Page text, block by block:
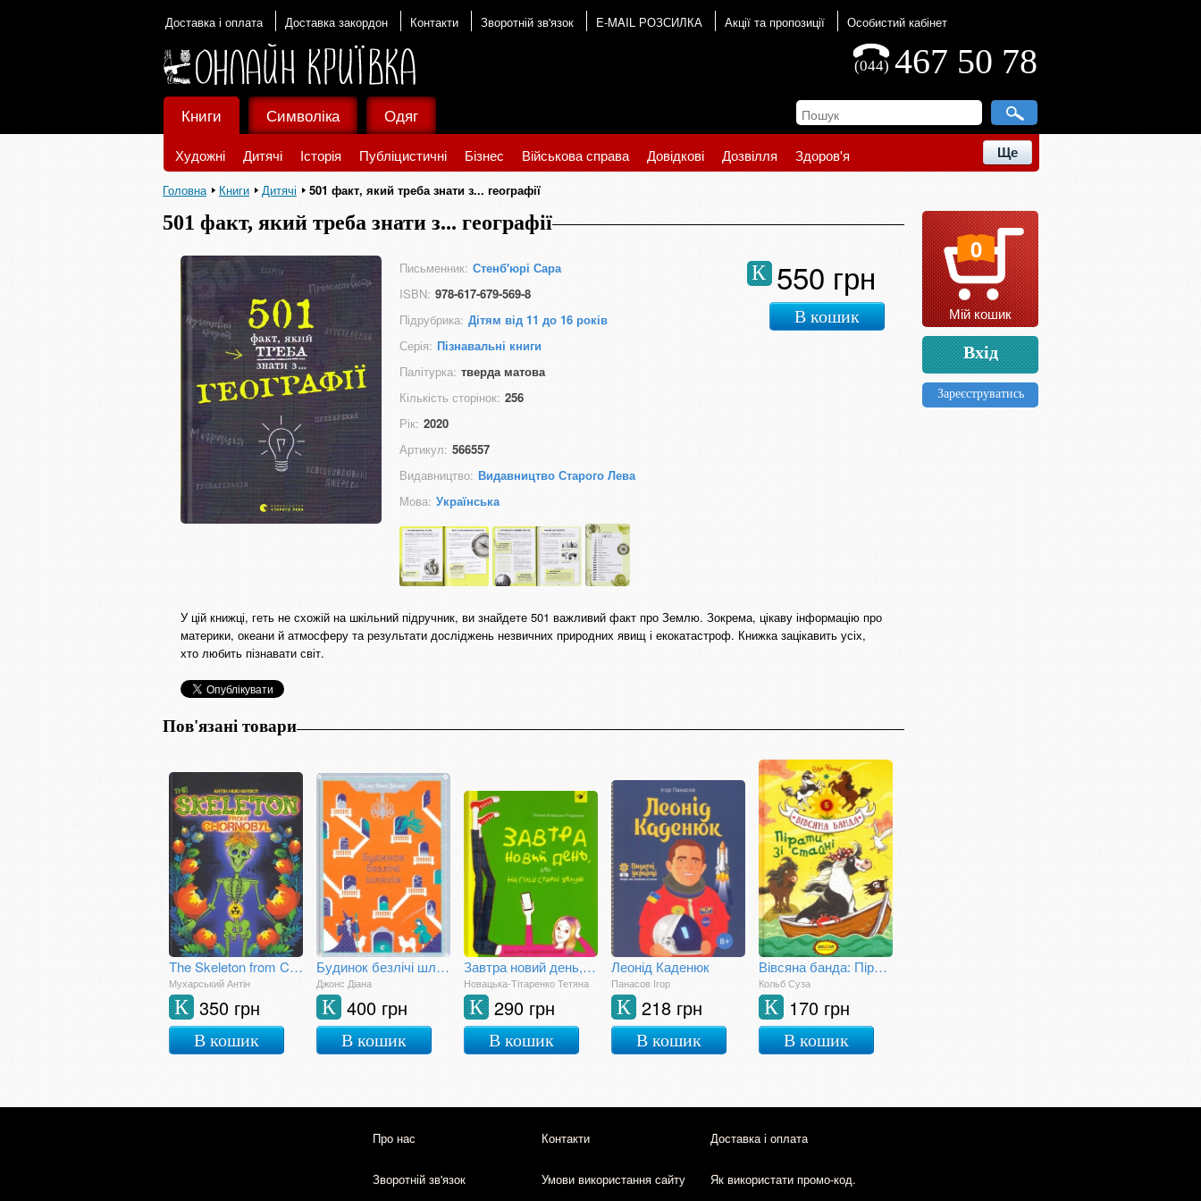
Доставка і оплата Доставка закордон Контакти Зворотній зв'язок E-MAIL РОЗСИЛКА Акції та пропозиції Особистий кабінет
467 50 78
(044)
Книги
Художні Дитячі Історія Публіцистичні Бізнес Військова справа Довідкові Дозвілля Здоров'я Ще
Символіка Одяг
Головна Книги Дитячі 501 факт, який треба знати з... географії
501 факт, який треба знати з... географії
Письменник: Стенб'юрі Сара
ISBN: 978-617-679-569-8
Підрубрика: Дітям від 11 до 16 років
Серія: Пізнавальні книги
Палітурка: тверда матова
Кількість сторінок: 256
Рік: 2020
Артикул: 566557
Видавництво: Видавництво Старого Лева
Мова: Українська
550 грн
К
В кошик
У цій книжці, геть не схожій на шкільний підручник, ви знайдете 501 важливий факт про Землю. Зокрема, цікаву інформацію про
материки, океани й атмосферу та результати досліджень незвичних природних явищ і екокатастроф. Книжка зацікавить усіх,
хто любить пізнавати світ.
Пов'язані товари
The Skeleton from Chornobyl. A mystical tale for grown-up children
Мухарський Антін
350 грн
К
В кошик
Будинок безлічі шляхів
Джонс Діана
400 грн
К
В кошик
Завтра новий день, або На гілці старої яблуні
Новацька-Тітаренко Тетяна
290 грн
К
В кошик
Леонід Каденюк
Панасов Ігор
218 грн
К
В кошик
Вівсяна банда: Пірати зі стайні
Кольб Суза
170 грн
К
В кошик
0
Мій кошик
Вхід
Зареєструватись
Про нас Контакти Доставка і оплата
Зворотній зв'язок Умови використання сайту Як використати промо-код.